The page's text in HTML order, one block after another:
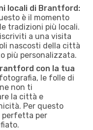
locali di Brantford:
è il momento
tradizioni più locali.
a una visita
nascosti della città
più personalizzata.
con la tua
le folle di
non ti
la città e
Per questo
perfetta per